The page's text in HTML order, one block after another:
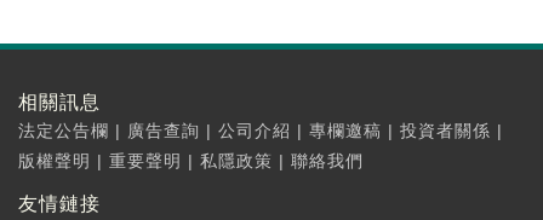
相關訊息
法定公告欄 | 廣告查詢 | 公司介紹 | 專欄邀稿 | 投資者關係 |
版權聲明 | 重要聲明 | 私隱政策 | 聯絡我們
友情鏈接